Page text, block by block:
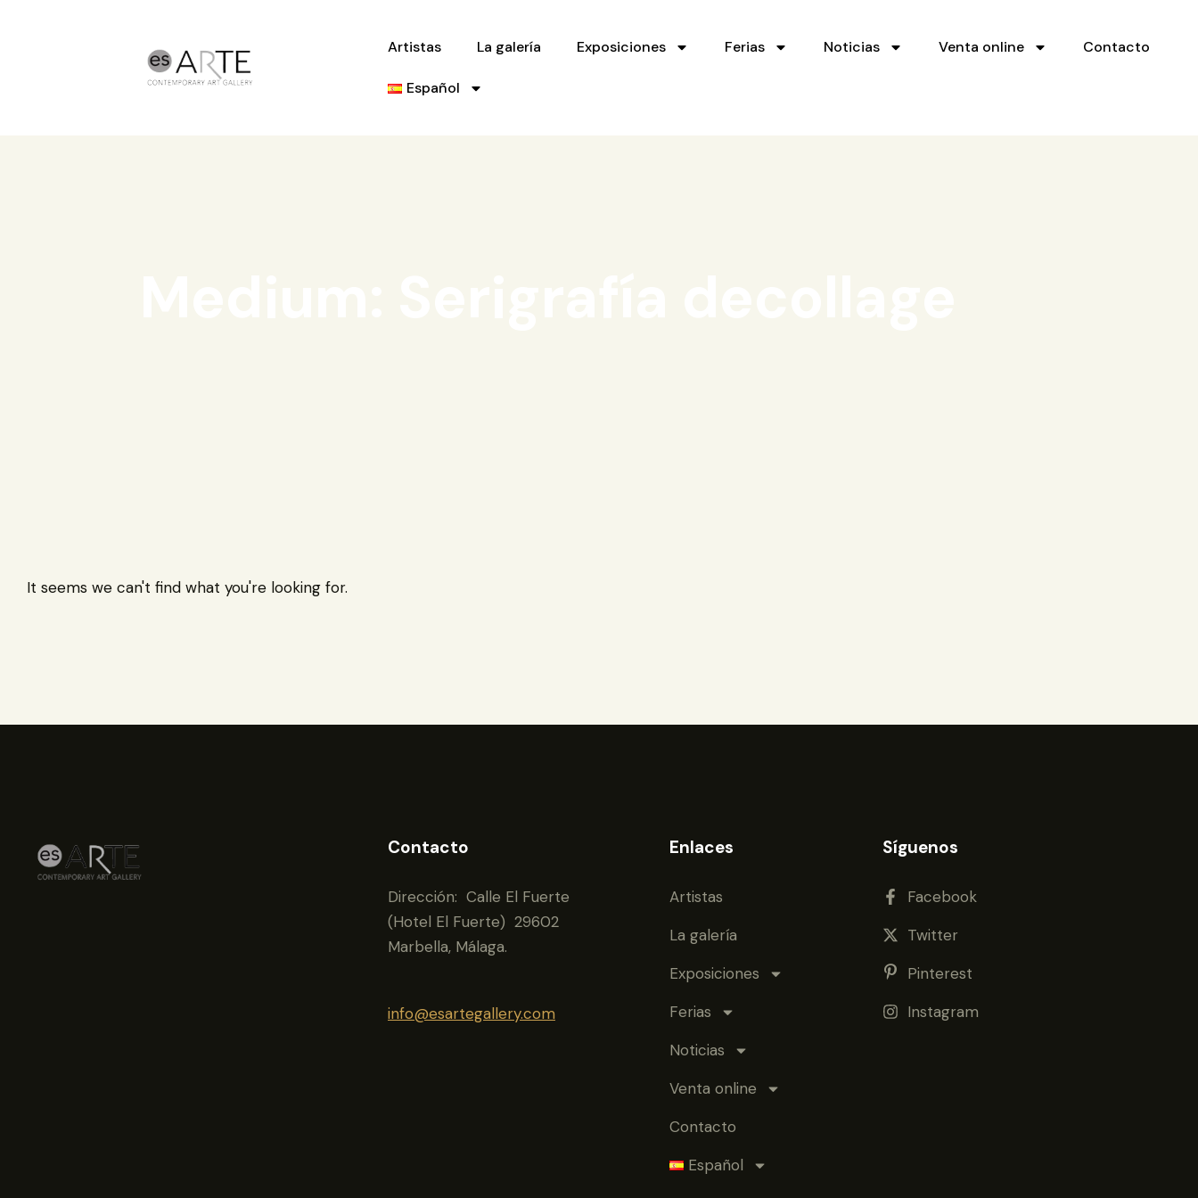
Artistas La galería Exposiciones Ferias Noticias Venta online Contacto
Español
It seems we can't find what you're looking for.
Contacto
Dirección: Calle El Fuerte
(Hotel El Fuerte) 29602
Marbella, Málaga.
info@esartegallery.com
Enlaces
Artistas
La galería
Exposiciones
Ferias
Noticias
Venta online
Contacto
Español
Síguenos
Facebook
Twitter
Pinterest
Instagram